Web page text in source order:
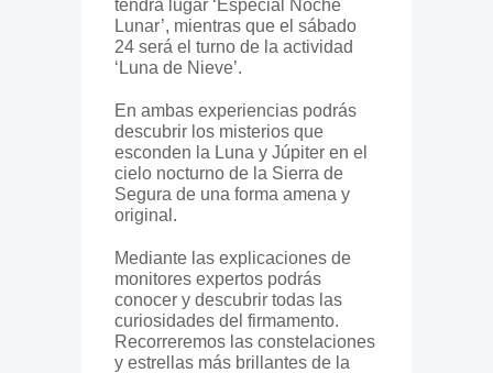
tendrá lugar ‘Especial Noche
Lunar’, mientras que el sábado
24 será el turno de la actividad
‘Luna de Nieve’.
En ambas experiencias podrás
descubrir los misterios que
esconden la Luna y Júpiter en el
cielo nocturno de la Sierra de
Segura de una forma amena y
original.
Mediante las explicaciones de
monitores expertos podrás
conocer y descubrir todas las
curiosidades del firmamento.
Recorreremos las constelaciones
y estrellas más brillantes de la